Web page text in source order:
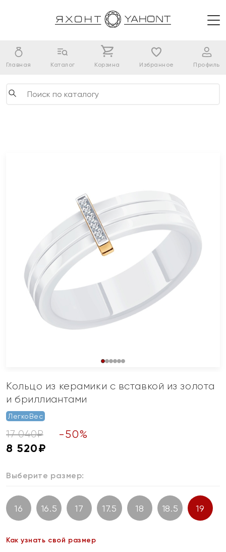
Главная Каталог Корзина Избранное Профиль
Кольцо из керамики с вставкой из золота
и бриллиантами
ЛегкоВес
17 040₽ -50%
8 520₽
Выберите размер:
16 16.5 17 17.5 18 18.5 19
Как узнать свой размер